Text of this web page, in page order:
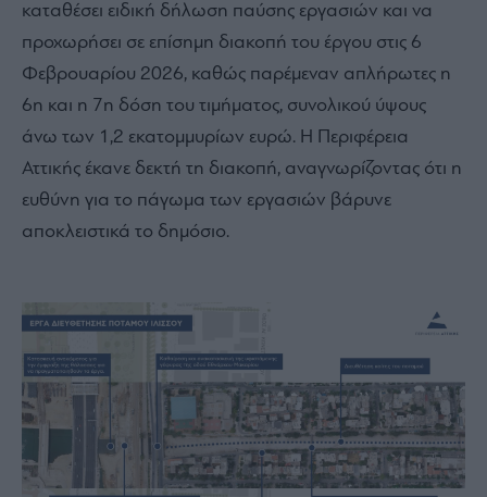
καταθέσει ειδική δήλωση παύσης εργασιών και να
προχωρήσει σε επίσημη διακοπή του έργου στις 6
Φεβρουαρίου 2026, καθώς παρέμεναν απλήρωτες η
6η και η 7η δόση του τιμήματος, συνολικού ύψους
άνω των 1,2 εκατομμυρίων ευρώ. Η Περιφέρεια
Αττικής έκανε δεκτή τη διακοπή, αναγνωρίζοντας ότι η
ευθύνη για το πάγωμα των εργασιών βάρυνε
αποκλειστικά το δημόσιο.